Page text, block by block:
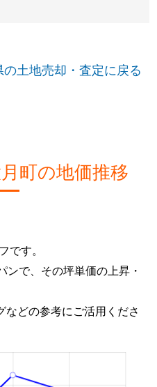
の土地売却・査定に戻る
町の地価推移
です。
で、その坪単価の上昇・
どの参考にご活用くださ